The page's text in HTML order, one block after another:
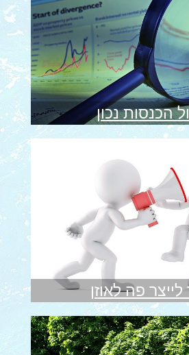
הכנסות נכון
לייצר פה לאוזן